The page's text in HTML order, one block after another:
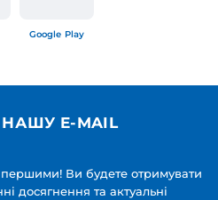
Google Play
E-MAIL
Ви будете отримувати
досягнення та актуальні